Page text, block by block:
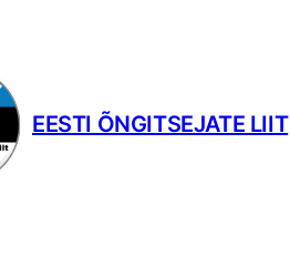
EESTI ÕNGITSEJATE LIIT